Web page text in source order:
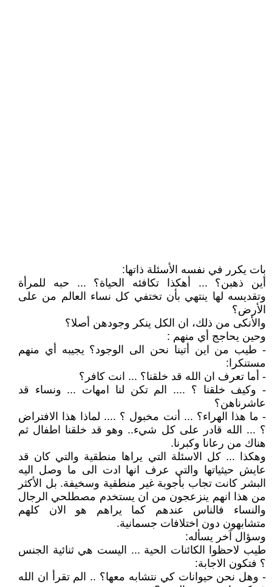
بات يكرر في نفسه الأسئلة ذاتها:
أين ذهبن؟ ... أهكذا تكافئه الحياة؟ ... حبه للمرأة
وتقديسه لها ينتهي بأن تختفي كل نساء العالم من على
الأرض؟
والأنكى من ذلك، ان الكل ينكر وجودهن أصلا؟
وحين يحاجج أي منهم :
- طيب من اين أتينا نحن الى الوجود؟ يجيبه أي منهم
مستنكرا:
- أما تعرف ان الله قد خلقنا؟ ... انت كافر؟
- وكيف خلقنا ؟ .... الم تكن لنا امهات ... ونساء قد
عاشرناهن؟
- ما هذا الهراء؟ ... أنت مخبول ؟ .... لماذا هذا الافتراض
؟ ... الله قادر على كل شيء.. وهو قد خلقنا اطفال ثم
هناك من رعانا وكبرنا.
وهكذا ... كل الاسئلة التي يراها منطقية والتي كان قد
عايش حيثياتها والتي عرف انها ادت الى ما وصل اليه
البشر كانت تجاب بأجوبة غير منطقية وسخيفة. بل الأكثر
من هذا انهم ينزعجون من ان يستخدم مصطلحي الرجال
والنساء فالناس عندهم كما يراهم هو الان كلهم
متشابهون دون اختلافات جسمانية.
وسؤال آخر يسأله:
طيب لاحظوا الكائنات الحية ... اليست هي ثنائية الجنس
؟ فتكون الاجابة:
- وهل نحن حيوانات كي نتشابه معها؟ .. الم تقرأ ان الله